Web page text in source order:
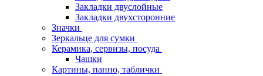
Закладки двуслойные
Закладки двухсторонние
Значки
Зеркальце для сумки
Керамика, сервизы, посуда
Чашки
Картины, панно, таблички